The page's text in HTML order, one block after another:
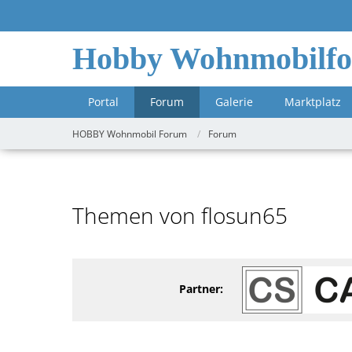
Hobby
Portal Forum Galerie Marktplatz
HOBBY Wohnmobil Forum Forum
Themen von flosun65
Partner: